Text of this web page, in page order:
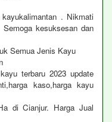
. Nikmati
kesuksesan dan
Semua Jenis Kayu
terbaru 2023 update
kaso,harga kayu
di Cianjur. Harga Jual